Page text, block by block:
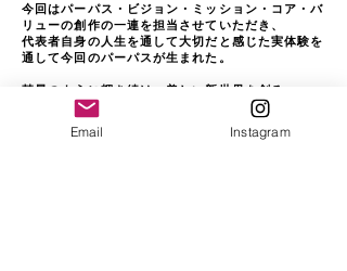
今回はパーパス・ビジョン・ミッション・コア・バ
リューの創作の一連を担当させていただき、
代表者自身の人生を通して大切だと感じた実体験を
通して今回のパーパスが生まれた。
彗星のように輝き続け、美しい新世界を創る。
​革新的でスピード感のある存在で今後も様々
な課題を解決していくのだろう。
Email Instagram